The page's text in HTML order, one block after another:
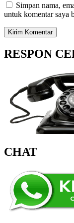
Simpan nama,
untuk komentar saya
RESPON
CHAT